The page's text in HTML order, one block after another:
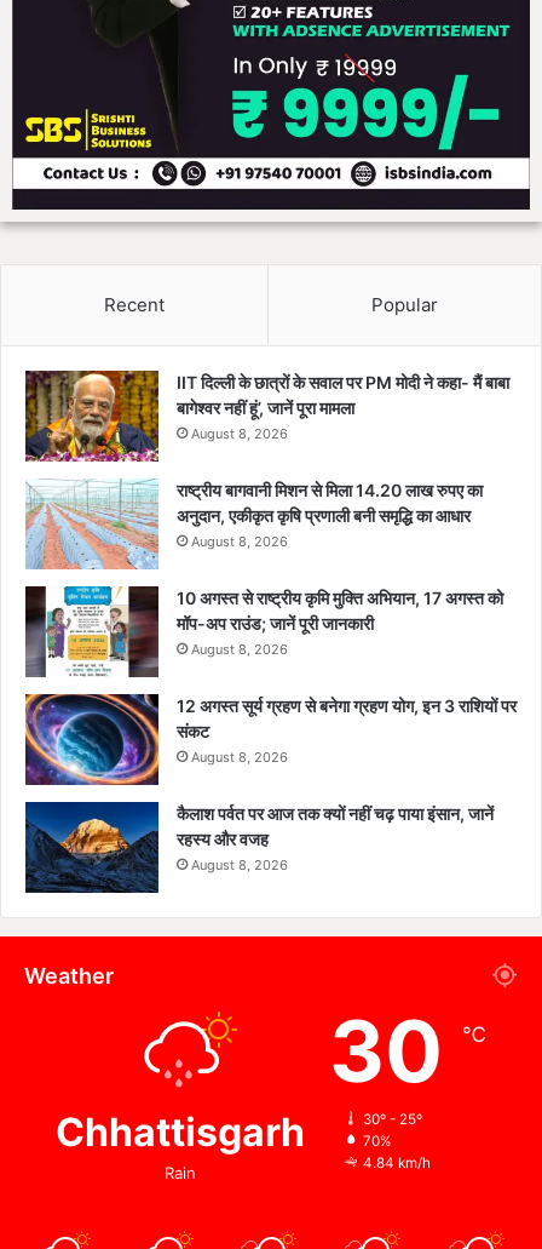
Recent Popular
IIT दिल्ली के छात्रों के सवाल पर PM मोदी ने कहा- मैं बाबा
बागेश्वर नहीं हूं’, जानें पूरा मामला
August 8, 2026
राष्ट्रीय बागवानी मिशन से मिला 14.20 लाख रुपए का
अनुदान, एकीकृत कृषि प्रणाली बनी समृद्धि का आधार
August 8, 2026
10 अगस्त से राष्ट्रीय कृमि मुक्ति अभियान, 17 अगस्त को
मॉप-अप राउंड; जानें पूरी जानकारी
August 8, 2026
12 अगस्त सूर्य ग्रहण से बनेगा ग्रहण योग, इन 3 राशियों पर
संकट
August 8, 2026
कैलाश पर्वत पर आज तक क्यों नहीं चढ़ पाया इंसान, जानें
रहस्य और वजह
August 8, 2026
Weather
Chhattisgarh
Rain
30 ℃
30º - 25º
70%
4.84 km/h